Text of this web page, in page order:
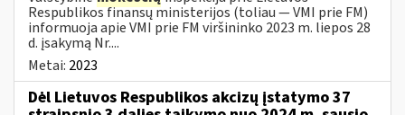
Respublikos finansų ministerijos (toliau ― VMI prie FM)
informuoja apie VMI prie FM viršininko 2023 m. liepos 28
d. įsakymą Nr....
Metai: 2023
Dėl Lietuvos Respublikos akcizų įstatymo 37